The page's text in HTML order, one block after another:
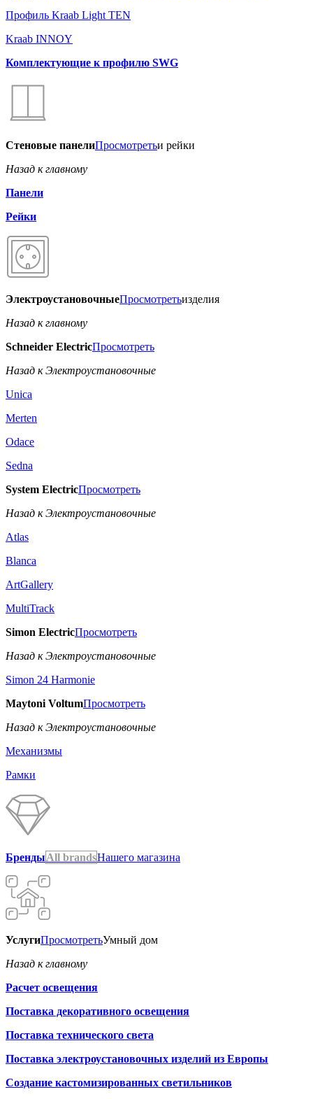
Профиль Kraab Light TEN
Kraab INNOY
Комплектующие к профилю SWG
Стеновые панелиПросмотретьи рейки
Назад к главному
Панели
Рейки
ЭлектроустановочныеПросмотретьизделия
Назад к главному
Schneider ElectricПросмотреть
Назад к Электроустановочные
Unica
Merten
Odace
Sedna
System ElectricПросмотреть
Назад к Электроустановочные
Atlas
Blanca
ArtGallery
MultiTrack
Simon ElectricПросмотреть
Назад к Электроустановочные
Simon 24 Harmonie
Maytoni VoltumПросмотреть
Назад к Электроустановочные
Механизмы
Рамки
БрендыAll brandsНашего магазина
УслугиПросмотретьУмный дом
Назад к главному
Расчет освещения
Поставка декоративного освещения
Поставка технического света
Поставка электроустановочных изделий из Европы
Создание кастомизированных светильников